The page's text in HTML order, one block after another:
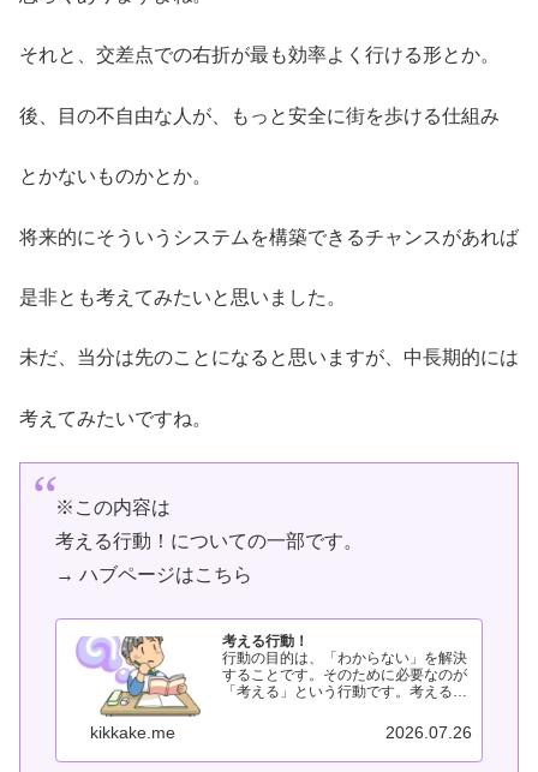
それと、交差点での右折が最も効率よく行ける形とか。
後、目の不自由な人が、もっと安全に街を歩ける仕組み
とかないものかとか。
将来的にそういうシステムを構築できるチャンスがあれば
是非とも考えてみたいと思いました。
未だ、当分は先のことになると思いますが、中長期的には
考えてみたいですね。
※この内容は
考える行動！についての一部です。
→ ハブページはこちら
考える行動！
行動の目的は、「わからない」を解決
することです。そのために必要なのが
「考える」という行動です。考える行
考えすぎてしまうのかを整理していま
す。●考える方法行動できる形にする
ための考え方はこちら。●考えるとど
kikkake.me 2026.07.26